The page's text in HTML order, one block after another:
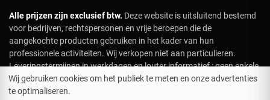
Alle prijzen zijn exclusief btw. Deze website is uitsluitend bestemd
voor bedrijven, rechtspersonen en vrije beroepen die de
aangekochte producten gebruiken in het kader van hun
professionele activiteiten. Wij verkopen niet aan particulieren.
Leveringstermijnen in werkdagen en louter informatief : geen enkele
klacht of terugbetaling in geval van vertraging. Voor leveringen op
een specifieke datum, gelieve ons vooraf te contacteren. Hoewel de
Wij gebruiken cookies om het publiek te meten en onze advertenties
te optimaliseren.